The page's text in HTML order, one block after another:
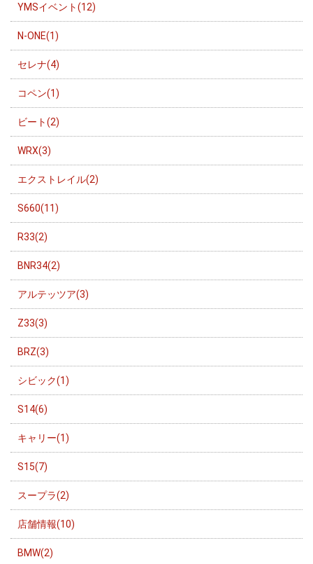
YMSイベント(12)
N-ONE(1)
セレナ(4)
コペン(1)
ビート(2)
WRX(3)
エクストレイル(2)
S660(11)
R33(2)
BNR34(2)
アルテッツア(3)
Z33(3)
BRZ(3)
シビック(1)
S14(6)
キャリー(1)
S15(7)
スープラ(2)
店舗情報(10)
BMW(2)